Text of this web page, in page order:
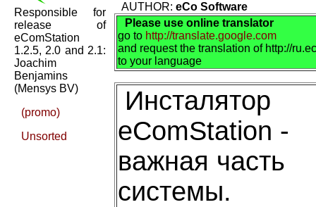
Responsible for
release of
eComStation
1.2.5, 2.0 and 2.1:
Joachim
Benjamins
(Mensys BV)
(promo)
Unsorted
AUTHOR: eCo Software
Please use online translator
go to http://translate.google.com
and request the translation of http://
to your language
Инсталятор
eComStation -
важная часть
системы.